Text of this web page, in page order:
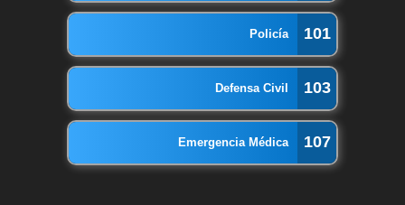
Policía 101
Defensa Civil 103
Emergencia Médica 107